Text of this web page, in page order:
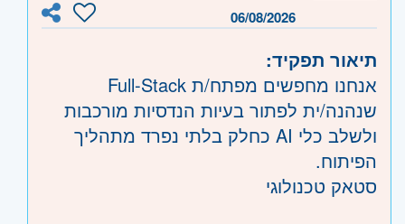
06/08/2026
תיאור תפקיד:
אנחנו מחפשים מפתח/ת Full-Stack
שנהנה/ית לפתור בעיות הנדסיות מורכבות
ולשלב כלי AI כחלק בלתי נפרד מתהליך
הפיתוח.
סטאק טכנולוגי